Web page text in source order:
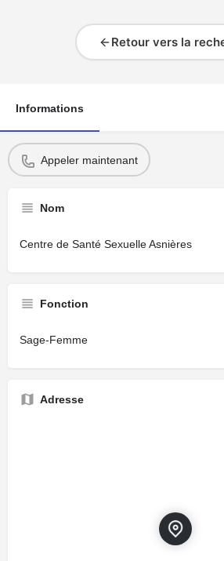
Retour vers la
Informations
Appeler maintenant
Nom
Centre de Santé Sexuelle Asnières
Fonction
Sage-Femme
Adresse